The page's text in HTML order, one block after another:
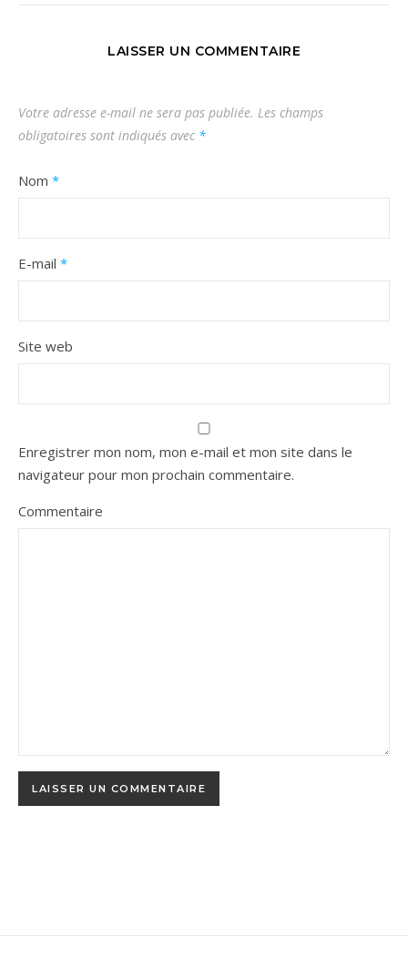
LAISSER UN COMMENTAIRE
Votre adresse e-mail ne sera pas publiée. Les champs
obligatoires sont indiqués avec *
Nom *
E-mail *
Site web
Enregistrer mon nom, mon e-mail et mon site dans le
navigateur pour mon prochain commentaire.
Commentaire